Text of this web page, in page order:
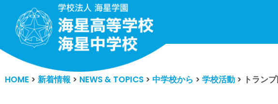
コ
テ
ツ
HOME > 新着情報> NEWS & TOPICS > 中学校から > 学校活動 > トラン